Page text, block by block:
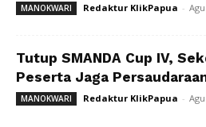
MANOKWARI Redaktur KlikPapua -
Tutup SMANDA Cup IV,
Peserta Jaga
MANOKWARI Redaktur KlikPapua -